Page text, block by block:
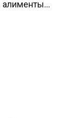
алименты…